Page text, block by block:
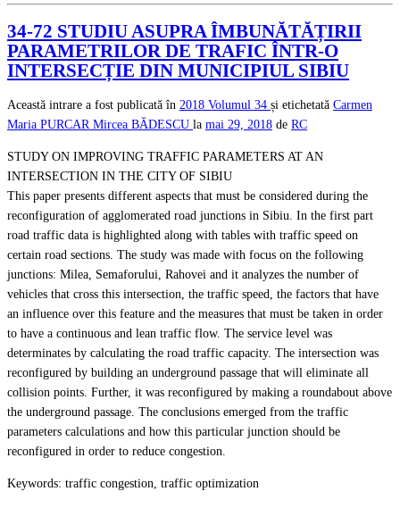
34-72 STUDIU ASUPRA ÎMBUNĂTĂȚIRII
PARAMETRILOR DE TRAFIC ÎNTR-O
INTERSECȚIE DIN MUNICIPIUL SIBIU
Această intrare a fost publicată în 2018 Volumul 34 și etichetată Carmen
Maria PURCAR Mircea BĂDESCU la mai 29, 2018 de RC
STUDY ON IMPROVING TRAFFIC PARAMETERS AT AN
INTERSECTION IN THE CITY OF SIBIU
This paper presents different aspects that must be considered during the
reconfiguration of agglomerated road junctions in Sibiu. In the first part
road traffic data is highlighted along with tables with traffic speed on
certain road sections. The study was made with focus on the following
junctions: Milea, Semaforului, Rahovei and it analyzes the number of
vehicles that cross this intersection, the traffic speed, the factors that have
an influence over this feature and the measures that must be taken in order
to have a continuous and lean traffic flow. The service level was
determinates by calculating the road traffic capacity. The intersection was
reconfigured by building an underground passage that will eliminate all
collision points. Further, it was reconfigured by making a roundabout above
the underground passage. The conclusions emerged from the traffic
parameters calculations and how this particular junction should be
reconfigured in order to reduce congestion.
Keywords: traffic congestion, traffic optimization